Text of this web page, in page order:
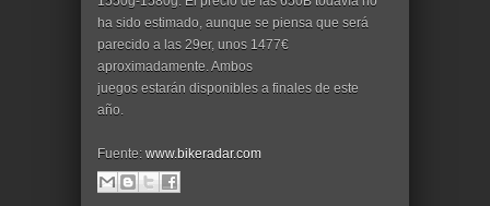
ha sido estimado, aunque se piensa que será
parecido a las 29er, unos 1477€
aproximadamente. Ambos
juegos estarán disponibles a finales de este
año.
Fuente: www.bikeradar.com